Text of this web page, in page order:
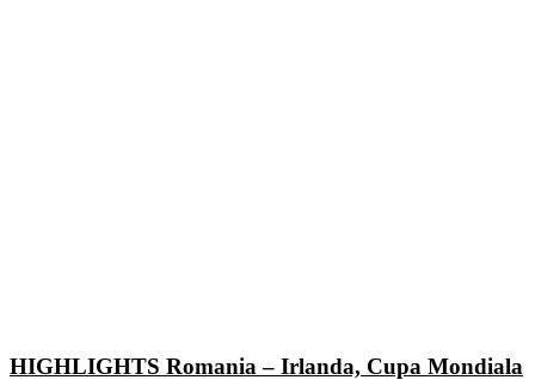
HIGHLIGHTS Romania – Irlanda, Cupa Mondiala